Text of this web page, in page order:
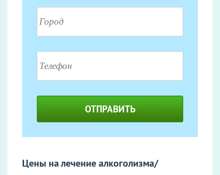
ОТПРАВИТЬ
Цены на лечение алкоголизма/